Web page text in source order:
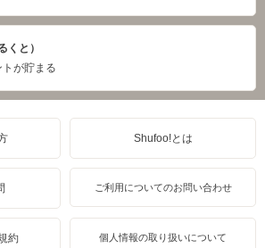
くと）
が貯まる
Shufoo!とは
ご利用についてのお問い合わせ
約 個人情報の取り扱いについて